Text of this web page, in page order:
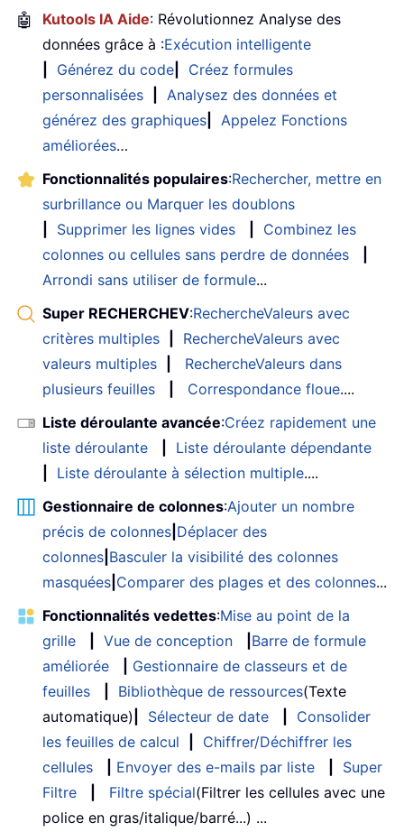
🤖 Kutools IA Aide: Révolutionnez Analyse des
données grâce à :Exécution intelligente
Générez du code
Créez formules
personnalisées
Analysez des données et
générez des graphiques
Appelez Fonctions
améliorées…
Fonctionnalités populaires:Rechercher, mettre en
surbrillance ou Marquer les doublons
Supprimer les lignes vides
Combinez les
colonnes ou cellules sans perdre de données
Arrondi sans utiliser de formule...
Super RECHERCHEV:RechercheValeurs avec
critères multiples
RechercheValeurs avec
valeurs multiples
RechercheValeurs dans
plusieurs feuilles
Correspondance floue....
Liste déroulante avancée:Créez rapidement une
liste déroulante
Liste déroulante dépendante
Liste déroulante à sélection multiple....
Gestionnaire de colonnes:Ajouter un nombre
précis de colonnes Déplacer des
colonnes Basculer la visibilité des colonnes
masquées Comparer des plages et des colonnes...
Fonctionnalités vedettes:Mise au point de la
grille
Vue de conception
Barre de formule
améliorée
Gestionnaire de classeurs et de
feuilles
Bibliothèque de ressources(Texte
automatique)
Sélecteur de date
Consolider
les feuilles de calcul
Chiffrer/Déchiffrer les
cellules
Envoyer des e-mails par liste
Super
Filtre
Filtre spécial(Filtrer les cellules avec une
police en gras/italique/barré...) ...